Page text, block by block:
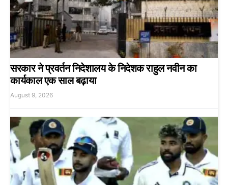
सरकार ने प्रवर्तन निदेशालय के निदेशक राहुल नवीन का
कार्यकाल एक साल बढ़ाया
August 9, 2026